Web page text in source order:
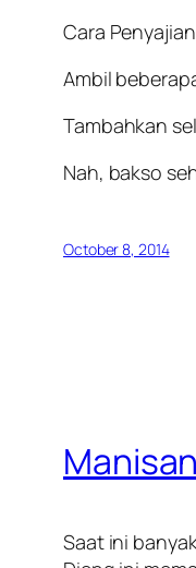
Cara
Ambil
Tambahkan
Nah, bakso
October 8, 2014
Saat ini